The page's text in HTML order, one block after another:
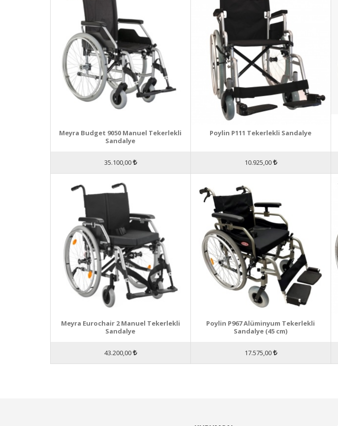
Meyra Budget 9050 Manuel Tekerlekli
Sandalye
35.100,00
Poylin P111 Tekerlekli Sandalye
10.925,00
Meyra Eurochair 2 Manuel Tekerlekli
Sandalye
43.200,00
Poylin P967 Alüminyum Tekerlekli
Sandalye (45 cm)
17.575,00